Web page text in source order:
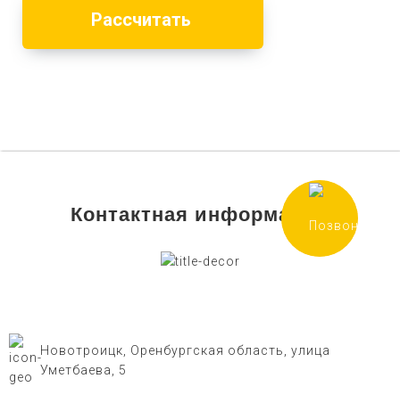
Контактная информация
Новотроицк, Оренбургская область, улица
Уметбаева, 5